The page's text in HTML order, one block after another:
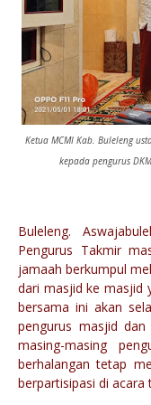
Ketua MCMI Kab. Buleleng
kepada pengurus
Buleleng.
Pengurus Takmir
jamaah berkumpul
dari masjid ke masjid
bersama ini akan
pengurus masjid
masing-masing
berhalangan tetap
berpartisipasi di acara